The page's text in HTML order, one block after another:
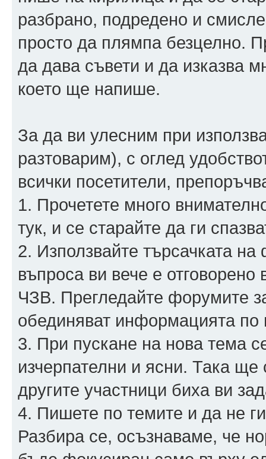
разбрано, подредено и
просто да плямпа безцелно.
да дава съвети и да изказва
което ще напише.
За да ви улесним при
разтоварим), с оглед
всички посетители,
1. Прочетете много
тук, и се старайте да ги
2. Използвайте търсачката
въпроса ви вече е
ЧЗВ. Прегледайте форумите
обединяват информацията по
3. При пускане на нова тема
изчерпателни и ясни. Така ще
другите участници биха ви
4. Пишете по темите и да не
Разбира се, осъзнаваме, че